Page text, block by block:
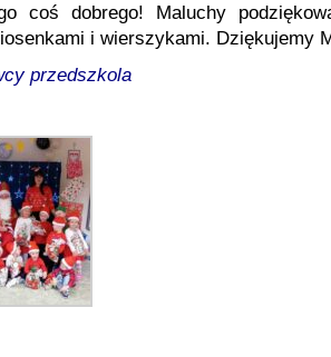
coś dobrego! Maluchy
i wierszykami. Dziękujemy
przedszkola